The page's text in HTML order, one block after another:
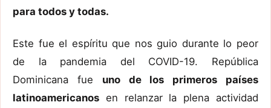
para todos y todas.
Este fue el espíritu que nos guio durante lo peor
de la pandemia del COVID-19. República
Dominicana fue uno de los primeros países
latinoamericanos en relanzar la plena actividad